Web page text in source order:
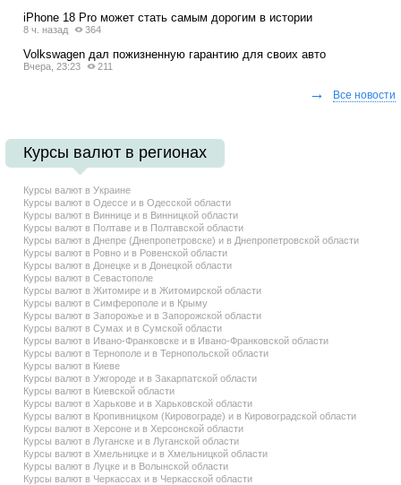
iPhone 18 Pro может стать самым дорогим в истории
8 ч. назад 364
Volkswagen дал пожизненную гарантию для своих авто
Вчера, 23:23 211
→ Все новости
Курсы валют в регионах
Курсы валют в Украине
Курсы валют в Одессе и в Одесской области
Курсы валют в Виннице и в Винницкой области
Курсы валют в Полтаве и в Полтавской области
Курсы валют в Днепре (Днепропетровске) и в Днепропетровской области
Курсы валют в Ровно и в Ровенской области
Курсы валют в Донецке и в Донецкой области
Курсы валют в Севастополе
Курсы валют в Житомире и в Житомирской области
Курсы валют в Симферополе и в Крыму
Курсы валют в Запорожье и в Запорожской области
Курсы валют в Сумах и в Сумской области
Курсы валют в Ивано-Франковске и в Ивано-Франковской области
Курсы валют в Тернополе и в Тернопольской области
Курсы валют в Киеве
Курсы валют в Ужгороде и в Закарпатской области
Курсы валют в Киевской области
Курсы валют в Харькове и в Харьковской области
Курсы валют в Кропивницком (Кировограде) и в Кировоградской области
Курсы валют в Херсоне и в Херсонской области
Курсы валют в Луганске и в Луганской области
Курсы валют в Хмельницке и в Хмельницкой области
Курсы валют в Луцке и в Волынской области
Курсы валют в Черкассах и в Черкасской области